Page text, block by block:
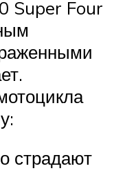
Super Four
страдают